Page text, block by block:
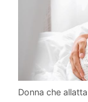
Donna che